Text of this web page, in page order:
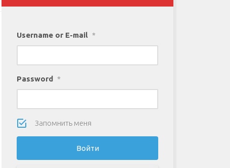
Username or E-mail *
Password *
Запомнить меня